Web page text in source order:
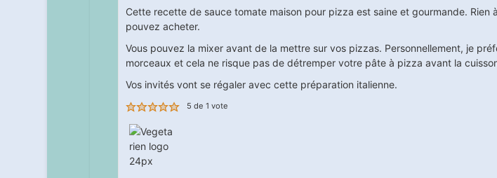
Cette recette de sauce tomate maison pour pizza est saine et gourmande. Rien
pouvez acheter.
Vous pouvez la mixer avant de la mettre sur vos pizzas. Personnellement, je
morceaux et cela ne risque pas de détremper votre pâte à pizza avant la
Vos invités vont se régaler avec cette préparation italienne.
5 de 1 vote